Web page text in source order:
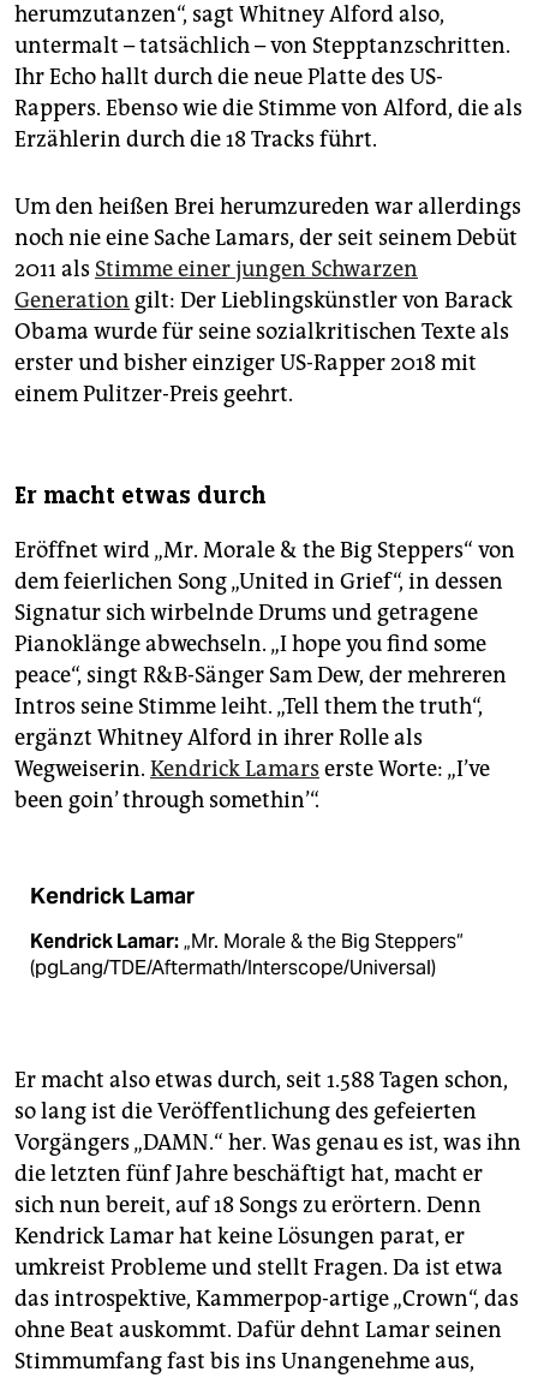
herumzutanzen“, sagt Whitney Alford also,
untermalt – tatsächlich – von Stepptanzschritten.
Ihr Echo hallt durch die neue Platte des US-
Rappers. Ebenso wie die Stimme von Alford, die als
Erzählerin durch die 18 Tracks führt.
Um den heißen Brei herumzureden war allerdings
noch nie eine Sache Lamars, der seit seinem Debüt
2011 als Stimme einer jungen Schwarzen
Generation gilt: Der Lieblingskünstler von Barack
Obama wurde für seine sozialkritischen Texte als
erster und bisher einziger US-Rapper 2018 mit
einem Pulitzer-Preis geehrt.
Er macht etwas durch
Eröffnet wird „Mr. Morale & the Big Steppers“ von
dem feierlichen Song „United in Grief“, in dessen
Signatur sich wirbelnde Drums und getragene
Pianoklänge abwechseln. „I hope you find some
peace“, singt R&B-Sänger Sam Dew, der mehreren
Intros seine Stimme leiht. „Tell them the truth“,
ergänzt Whitney Alford in ihrer Rolle als
Wegweiserin. Kendrick Lamars erste Worte: „I’ve
been goin’ through somethin’“.
Kendrick Lamar
Kendrick Lamar:„Mr. Morale & the Big Steppers“
(pgLang/TDE/Aftermath/Interscope/Universal)
Er macht also etwas durch, seit 1.588 Tagen schon,
so lang ist die Veröffentlichung des gefeierten
Vorgängers „DAMN.“ her. Was genau es ist, was ihn
die letzten fünf Jahre beschäftigt hat, macht er
sich nun bereit, auf 18 Songs zu erörtern. Denn
Kendrick Lamar hat keine Lösungen parat, er
umkreist Probleme und stellt Fragen. Da ist etwa
das introspektive, Kammerpop-artige „Crown“, das
ohne Beat auskommt. Dafür dehnt Lamar seinen
Stimmumfang fast bis ins Unangenehme aus,